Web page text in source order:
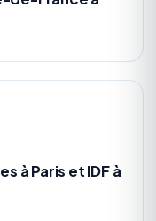
à Paris et IDF à